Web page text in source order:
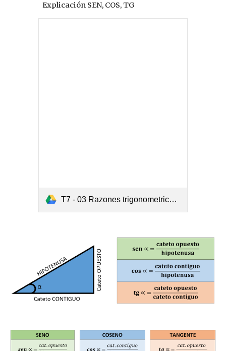
Explicación SEN, COS, TG
T7 - 03 Razones trigonometricas TEORIA.pdf